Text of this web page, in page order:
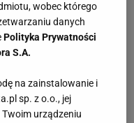
olimpijskim z
Boe/Carsten
17:21 i całe
ćwierćfinału. W
debel zagra
wobec którego
danych
Polityka Prywatności
S.A.
na zainstalowanie i
sp. z o.o., jej
urządzeniu